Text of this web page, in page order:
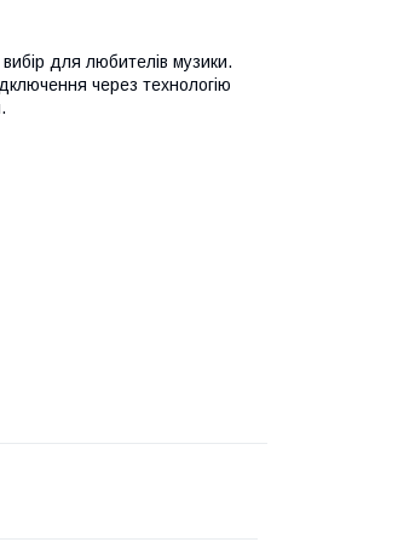
для любителів музики.
через технологію